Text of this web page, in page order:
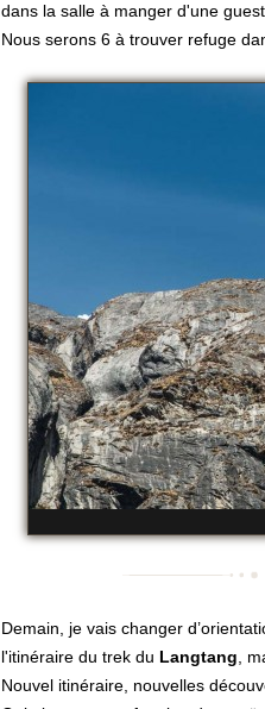
dans la salle à manger d'une
Nous serons 6 à trouver refuge
Demain, je vais changer
l'itinéraire du trek du Langtang ,
Nouvel itinéraire, nouvelles